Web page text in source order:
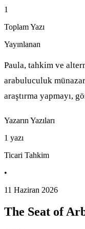
1
Toplam Yazı
Yayınlanan
Paula, tahkim ve
arabuluculuk
araştırma yapmayı,
Yazarın Yazıları
1 yazı
Ticari Tahkim
•
11 Haziran 2026
The Seat of